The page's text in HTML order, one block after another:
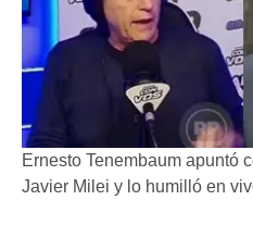
Ernesto Tenembaum apuntó
Javier Milei y lo humilló en